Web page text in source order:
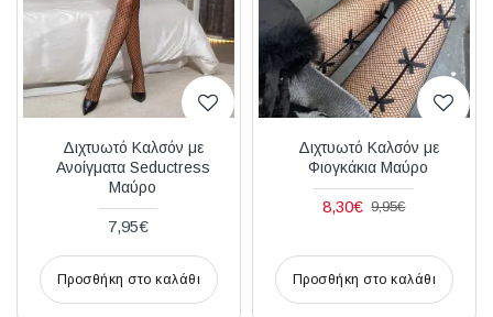
Διχτυωτό Καλσόν με
Ανοίγματα Seductress
Μαύρο
7,95€
Προσθήκη στο καλάθι
Διχτυωτό Καλσόν με
Φιογκάκια Μαύρο
8,30€ 9,95€
Προσθήκη στο καλάθι